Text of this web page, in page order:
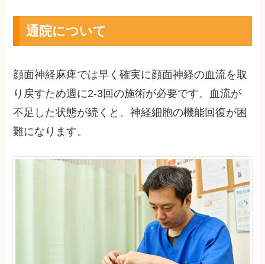
通院について
顔面神経麻痺では早く確実に顔面神経の血流を取
り戻すため週に2-3回の施術が必要です。血流が
不足した状態が続くと、神経細胞の機能回復が困
難になります。